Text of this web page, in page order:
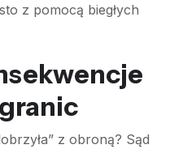
z pomocą biegłych
z obroną? Sąd